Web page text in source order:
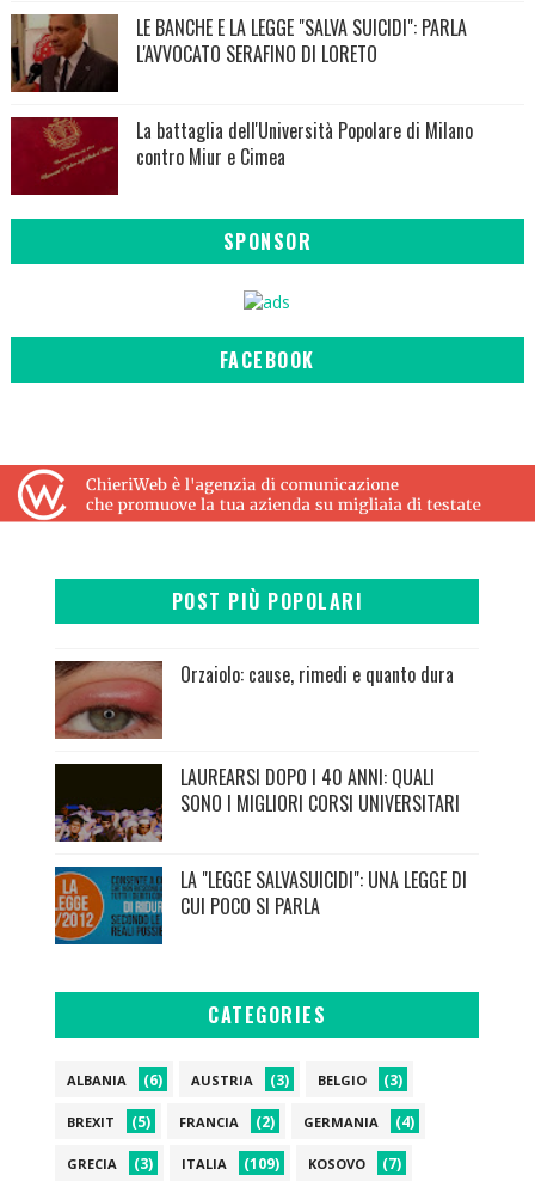
LE BANCHE E LA LEGGE "SALVA SUICIDI": PARLA
L'AVVOCATO SERAFINO DI LORETO
La battaglia dell'Università Popolare di Milano
contro Miur e Cimea
SPONSOR
FACEBOOK
POST PIÙ POPOLARI
Orzaiolo: cause, rimedi e quanto dura
LAUREARSI DOPO I 40 ANNI: QUALI
SONO I MIGLIORI CORSI UNIVERSITARI
LA "LEGGE SALVASUICIDI": UNA LEGGE DI
CUI POCO SI PARLA
CATEGORIES
ALBANIA (6) AUSTRIA (3) BELGIO (3)
BREXIT (5) FRANCIA (2) GERMANIA (4)
GRECIA (3) ITALIA (109) KOSOVO (7)